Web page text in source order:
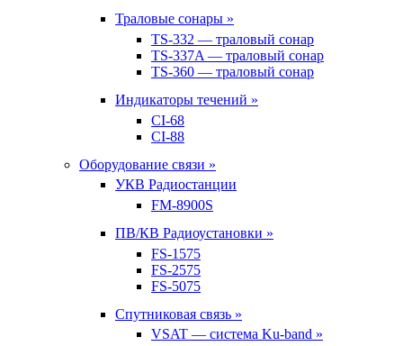
Траловые сонары »
TS-332 — траловый сонар
TS-337A — траловый сонар
TS-360 — траловый сонар
Индикаторы течений »
CI-68
CI-88
Оборудование связи »
УКВ Радиостанции
FM-8900S
ПВ/КВ Радиоустановки »
FS-1575
FS-2575
FS-5075
Спутниковая связь »
VSAT — система Ku-band »